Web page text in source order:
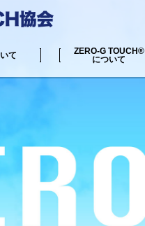
て
ZERO-G TOUCH®
について